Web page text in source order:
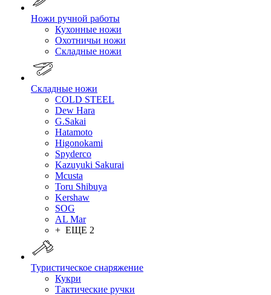
Ножи ручной работы
Кухонные ножи
Охотничьи ножи
Складные ножи
Складные ножи
COLD STEEL
Dew Hara
G.Sakai
Hatamoto
Higonokami
Spyderco
Kazuyuki Sakurai
Mcusta
Toru Shibuya
Kershaw
SOG
AL Mar
+ ЕЩЕ 2
Туристическое снаряжение
Кукри
Тактические ручки